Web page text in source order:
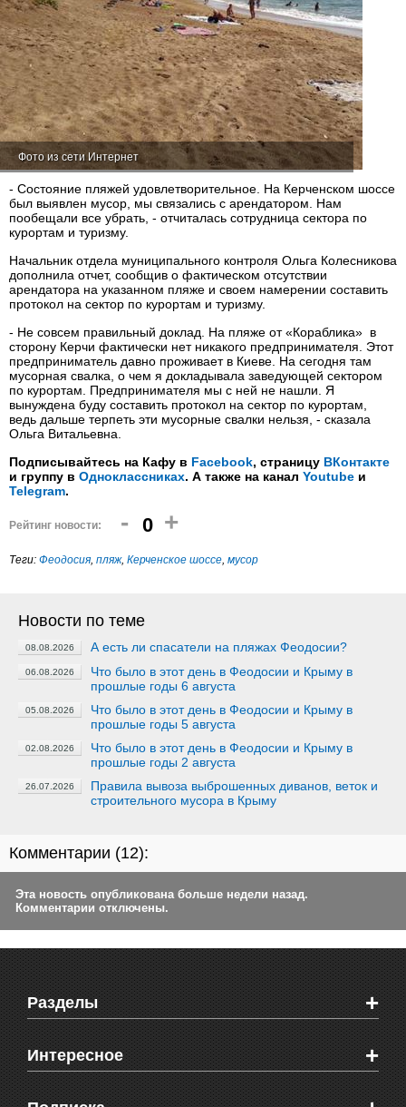
Фото из сети Интернет
- Состояние пляжей удовлетворительное. На Керченском шоссе
был выявлен мусор, мы связались с арендатором. Нам
пообещали все убрать, - отчиталась сотрудница сектора по
курортам и туризму.
Начальник отдела муниципального контроля Ольга Колесникова
дополнила отчет, сообщив о фактическом отсутствии
арендатора на указанном пляже и своем намерении составить
протокол на сектор по курортам и туризму.
- Не совсем правильный доклад. На пляже от «Кораблика» в
сторону Керчи фактически нет никакого предпринимателя. Этот
предприниматель давно проживает в Киеве. На сегодня там
мусорная свалка, о чем я докладывала заведующей сектором
по курортам. Предпринимателя мы с ней не нашли. Я
вынуждена буду составить протокол на сектор по курортам,
ведь дальше терпеть эти мусорные свалки нельзя, - сказала
Ольга Витальевна.
Подписывайтесь на Кафу в Facebook, страницу ВКонтакте
и группу в Одноклассниках. А также на канал Youtube и
Telegram.
Рейтинг новости: - 0 +
Теги: Феодосия, пляж, Керченское шоссе, мусор
Новости по теме
08.08.2026 А есть ли спасатели на пляжах Феодосии?
06.08.2026
Что было в этот день в Феодосии и Крыму в
прошлые годы 6 августа
05.08.2026
Что было в этот день в Феодосии и Крыму в
прошлые годы 5 августа
02.08.2026
Что было в этот день в Феодосии и Крыму в
прошлые годы 2 августа
26.07.2026
Правила вывоза выброшенных диванов, веток и
строительного мусора в Крыму
Комментарии (12):
Эта новость опубликована больше недели назад.
Комментарии отключены.
Разделы +
Новости Феодосии
Новости Крыма
Мировые новости
Интересное +
Видео о Феодосии